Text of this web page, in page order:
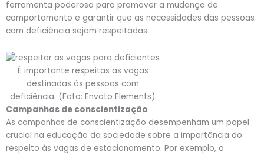
ferramenta poderosa para promover a mudança de
comportamento e garantir que as necessidades das pessoas
com deficiência sejam respeitadas.
É importante respeitas as vagas
destinadas às pessoas com
deficiência. (Foto: Envato Elements)
Campanhas de conscientização
As campanhas de conscientização desempenham um papel
crucial na educação da sociedade sobre a importância do
respeito às vagas de estacionamento. Por exemplo, a